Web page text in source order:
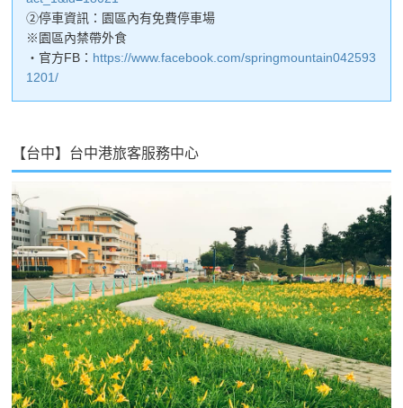
②停車資訊：園區內有免費停車場
※園區內禁帶外食
・官方FB： https://www.facebook.com/springmountain042593
1201/
【台中】台中港旅客服務中心